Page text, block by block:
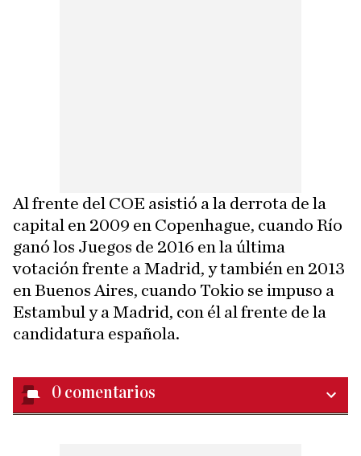
Al frente del COE asistió a la derrota de la
capital en 2009 en Copenhague, cuando Río
ganó los Juegos de 2016 en la última
votación frente a Madrid, y también en 2013
en Buenos Aires, cuando Tokio se impuso a
Estambul y a Madrid, con él al frente de la
candidatura española.
0 comentarios